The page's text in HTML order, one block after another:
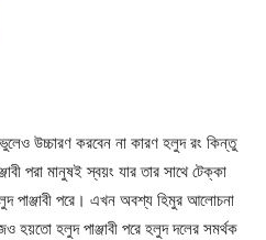
উচ্চারণ করবেন না কারণ হলুদ রং কিন্তু
পরা মানুষই স্বয়ং যার তার সাথে টেক্কা
পাঞ্জাবী পরে। এখন অবশ্য হিমুর আলোচনা
হয়তো হলুদ পাঞ্জাবী পরে হলুদ দলের সমর্থক